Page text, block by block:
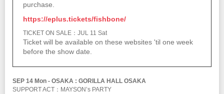
purchase.
https://eplus.tickets/fishbone/
TICKET ON SALE：JUL 11 Sat
Ticket will be available on these websites 'til one week
before the show date.
SEP 14 Mon - OSAKA : GORILLA HALL OSAKA
SUPPORT ACT：MAYSON’s PARTY